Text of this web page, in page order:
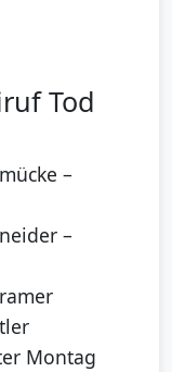
Tod
–
–
Montag